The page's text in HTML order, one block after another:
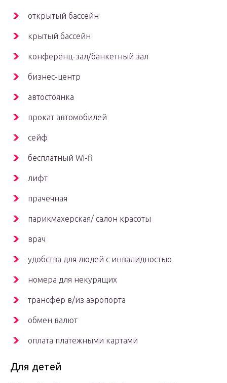
открытый бассейн
крытый бассейн
конференц-зал/банкетный зал
бизнес-центр
автостоянка
прокат автомобилей
сейф
бесплатный Wi-fi
лифт
прачечная
парикмахерская/ салон красоты
врач
удобства для людей с инвалидностью
номера для некурящих
трансфер в/из аэропорта
обмен валют
оплата платежными картами
Для детей